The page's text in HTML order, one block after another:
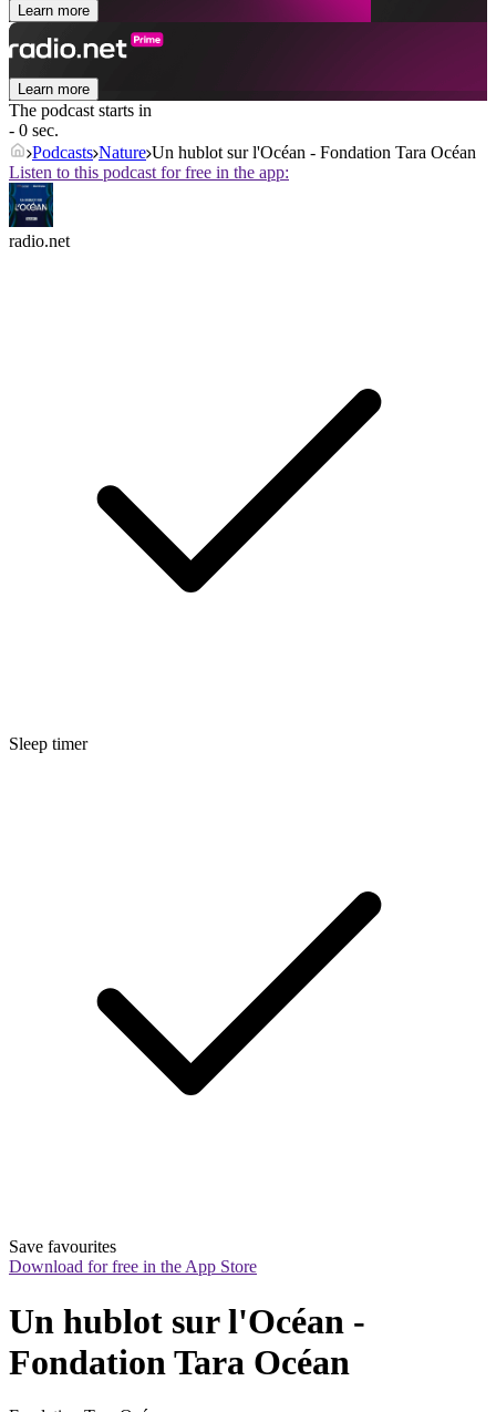
Learn more
Learn more
The podcast starts in
- 0 sec.
Podcasts Nature Un hublot sur l'Océan - Fondation Tara Océan
Listen to this podcast for free in the app:
radio.net
Sleep timer
Save favourites
Download for free in the App Store
Un hublot sur l'Océan -
Fondation Tara Océan